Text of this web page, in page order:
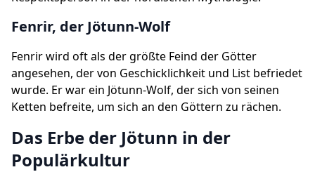
Fenrir, der Jötunn-Wolf
Fenrir wird oft als der größte Feind der Götter
angesehen, der von Geschicklichkeit und List befriedet
wurde. Er war ein Jötunn-Wolf, der sich von seinen
Ketten befreite, um sich an den Göttern zu rächen.
Das Erbe der Jötunn in der
Populärkultur